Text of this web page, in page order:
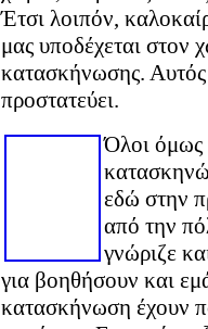
Έτσι λοιπόν,
μας υποδέχεται στον
κατασκήνωσης. Αυτός
προστατεύει.
Όλοι όμως
εδώ στην
από την
γνώριζε
για βοηθήσουν και
κατασκήνωση έχουν